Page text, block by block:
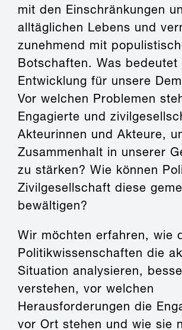
mit den Einschränkungen
alltäglichen Lebens und
zunehmend mit
Botschaften. Was bedeutet
Entwicklung für unsere
Vor welchen Problemen
Engagierte und
Akteurinnen und Akteure,
Zusammenhalt in unserer
zu stärken? Wie können
Zivilgesellschaft diese
bewältigen?
Wir möchten erfahren, wie
Politikwissenschaften die
Situation analysieren,
verstehen, vor welchen
Herausforderungen die
vor Ort stehen und wie sie